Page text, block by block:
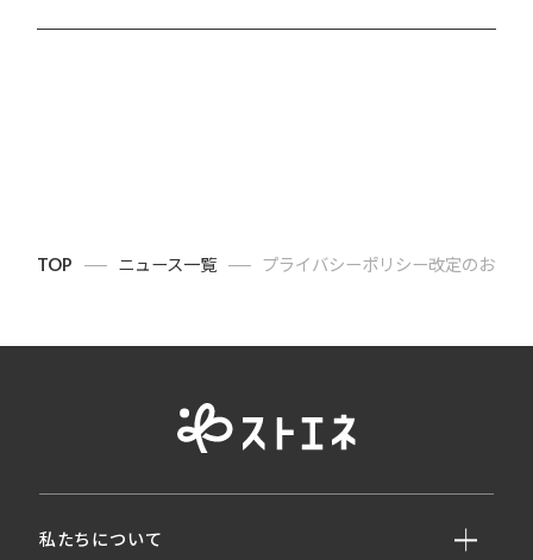
TOP ニュース一覧 プライバシーポリシー改定のお知ら
私たちについて